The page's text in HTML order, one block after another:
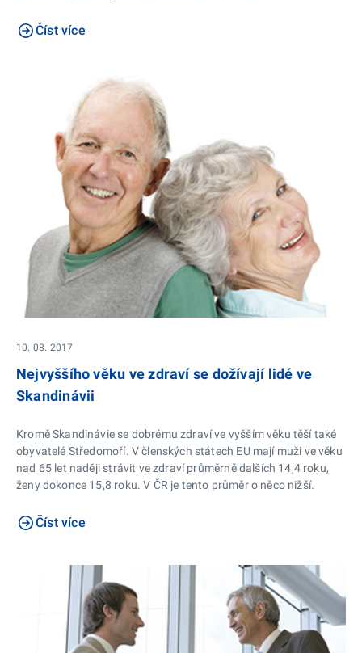
Číst více
10. 08. 2017
Nejvyššího věku ve zdraví se dožívají lidé ve
Skandinávii
Kromě Skandinávie se dobrému zdraví ve vyšším věku těší také
obyvatelé Středomoří. V členských státech EU mají muži ve věku
nad 65 let naději strávit ve zdraví průměrně dalších 14,4 roku,
ženy dokonce 15,8 roku. V ČR je tento průměr o něco nižší.
Číst více